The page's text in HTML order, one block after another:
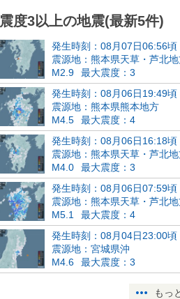
震度3以上の地震(最新5件)
発生時刻：08月07日06:56頃
震源地：熊本県天草・芦北
M2.9
最大震度：3
発生時刻：08月06日19:49頃
震源地：熊本県熊本地方
M4.5
最大震度：4
発生時刻：08月06日16:18頃
震源地：熊本県天草・芦北
M4.0
最大震度：3
発生時刻：08月06日07:59頃
震源地：熊本県天草・芦北
M5.1
最大震度：4
発生時刻：08月04日23:00頃
震源地：宮城県沖
M4.6
最大震度：3
もっ